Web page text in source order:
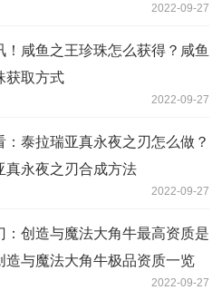
2022-09-27
！咸鱼之王珍珠怎么获得？咸鱼
获取方式
2022-09-27
：泰拉瑞亚真永夜之刃怎么做？
真永夜之刃合成方法
2022-09-27
：创造与魔法大角牛最高资质是
造与魔法大角牛极品资质一览
2022-09-27